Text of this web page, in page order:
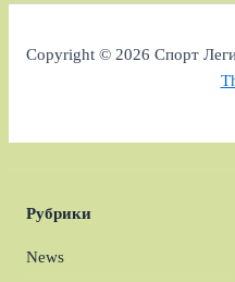
Copyright © 2026 Спорт
Рубрики
News